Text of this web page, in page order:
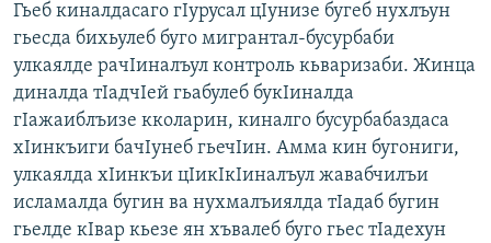
Гьеб киналдасаго гIурусал цIунизе бугеб нухлъун
гьесда бихьулеб буго мигрантал-бусурбаби
улкаялде рачIиналъул контроль кьваризаби. Жинца
диналда тIадчIей гьабулеб букIиналда
гIажаиблъизе кколарин, киналго бусурбабаздаса
хIинкъиги бачIунеб гьечIин. Амма кин бугониги,
улкаялда хIинкъи цIикIкIиналъул жавабчилъи
исламалда бугин ва нухмалъиялда тIадаб бугин
гьелде кIвар кьезе ян хъвалеб буго гьес тIадехун